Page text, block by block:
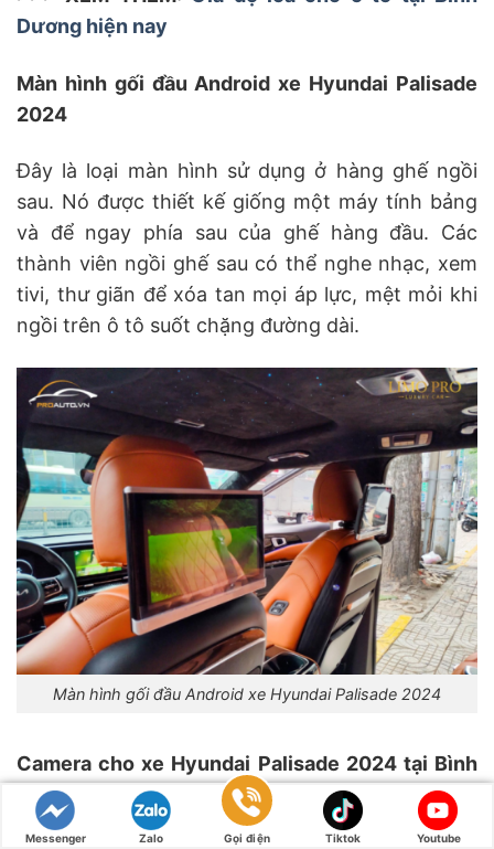
Dương hiện nay
Màn hình gối đầu Android xe Hyundai Palisade
2024
Đây là loại màn hình sử dụng ở hàng ghế ngồi
sau. Nó được thiết kế giống một máy tính bảng
và để ngay phía sau của ghế hàng đầu. Các
thành viên ngồi ghế sau có thể nghe nhạc, xem
tivi, thư giãn để xóa tan mọi áp lực, mệt mỏi khi
ngồi trên ô tô suốt chặng đường dài.
Màn hình gối đầu Android xe Hyundai Palisade 2024
Camera cho xe Hyundai Palisade 2024 tại Bình
Dương
Messenger Zalo Gọi điện Tiktok Youtube